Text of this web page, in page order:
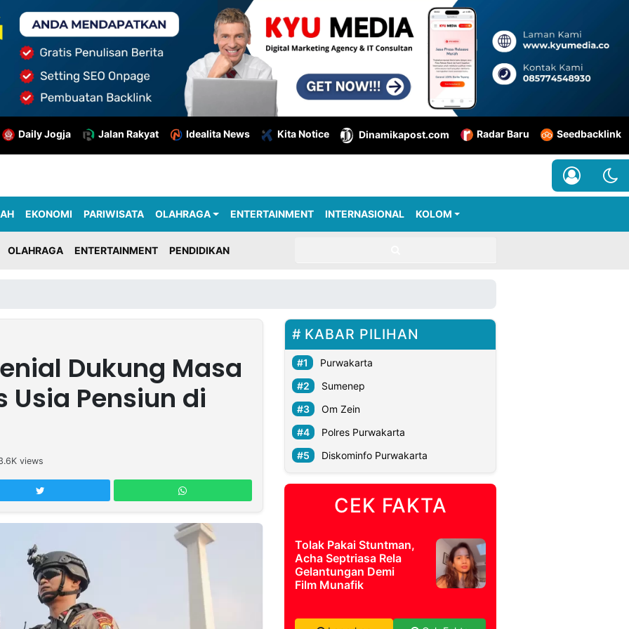
Daily Jogja Jalan Rakyat Idealita News Kita Notice Dinamikapost.com Radar Baru Seedbacklink
EKONOMI PARIWISATA OLAHRAGA ENTERTAINMENT INTERNASIONAL KOLOM
OLAHRAGA ENTERTAINMENT PENDIDIKAN
Dukung Masa
Usia Pensiun di
views
KABAR PILIHAN
Purwakarta
Sumenep
Om Zein
Polres Purwakarta
Diskominfo Purwakarta
CEK FAKTA
Tolak Pakai Stuntman,
Acha Septriasa Rela
Gelantungan Demi
Film Munafik